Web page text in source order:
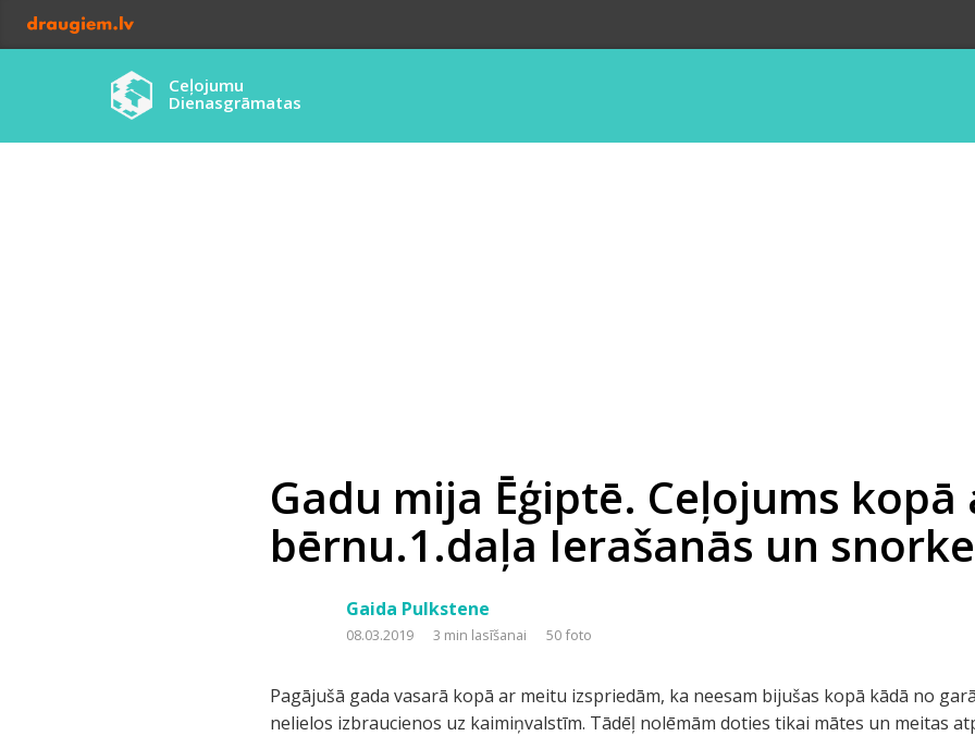
Ceļojumu
Dienasgrāmatas
Gadu mija Ēģiptē. Ceļojums kopā
bērnu.1.daļa Ierašanās un
Gaida Pulkstene
08.03.2019 3 min lasīšanai 50 foto
Pagājušā gada vasarā kopā ar meitu izspriedām, ka neesam bijušas kopā kādā no
nelielos izbraucienos uz kaimiņvalstīm. Tādēļ nolēmām doties tikai mātes un meitas